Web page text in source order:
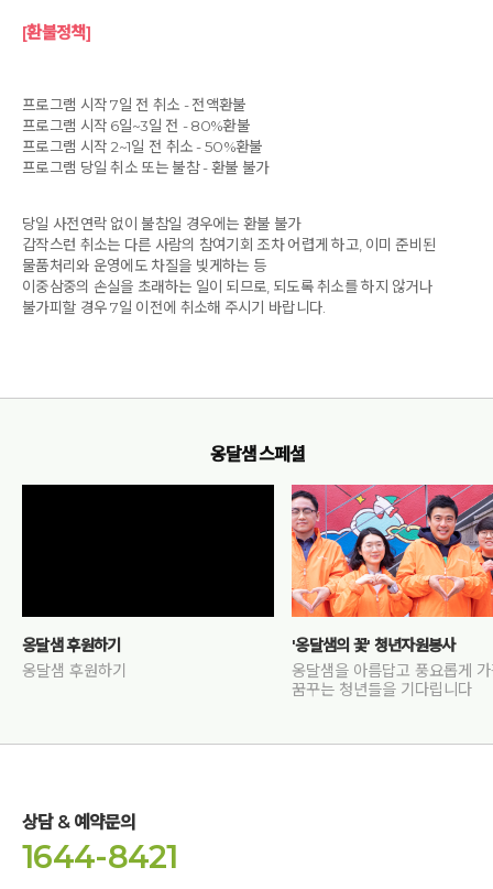
마자 에크 타르트를 구워서 시간이 걸렸고 계란 비린 맛도 없고
바삭하면서도 부드럽고 맛있었다. 청귤차는 또 얼마나 상큼하고
그러나 자연을 벗 삼아 따스한 햇살 이 드리워진 유리 창 넘어
자연을 보고 있으니 그냥 감탄 감탄
바로 이거야~~ 행복이 차올랐다.
2시 15분 전 도착했는데 명찰과 방 배정 그리고 간단한 안내와
함께 명상복을 갈아 입고 저녁 식사 전까지 그리고 식후에도 다시
또 다양한 명상을 경험하고 배우는 시간을 가졌다.
신기했다. 그리고 놀라웠다.
그리고 감사했다.
1박2일 간에 동적인 명상을 통해 늘 냉했던 수족 냉증이
보일러을 쎄게 틀고 불가마, 사우나에 있다해서 손 발이
머리 부터 따뜻함이 조금씩 채워지더니 손과 발바닥 그리고
발끝까지 다음날 소리 명상을 하는데도 온 몸이 따뜻해 졌다.
그리고 전기와 같은 에너지의 흐름이 느껴졌고 에너지 안에 또한
손 발 워낙 차서 두 달을 보약을 먹고 아주 조금 미지근해 진것
만으로도 여기 한방 병원 잘하네 하며 신뢰하는 병원이 있었는데
이건 뭐 명상으로 몸이 따뜻해지다니 듣도 보고 못한 일을 내 몸이
그리고 기분이 너무 좋고 감사하고 행복하고 말로 다 형언할 수가
너무 감사하고
여러 모양으로 섬겨주시는 분들께도 감사하고
[환불정책]
프로그램 시작 7일 전 취소 - 전액환불
프로그램 시작 6일~3일 전 - 80%환불
프로그램 시작 2~1일 전 취소 - 50%환불
프로그램 당일 취소 또는 불참 - 환불 불가
당일 사전연락 없이 불참일 경우에는 환불 불가
갑작스런 취소는 다른 사람의 참여기회 조차 어렵게 하고, 이미 준비된
물품처리와 운영에도 차질을 빚게하는 등
이중삼중의 손실을 초래하는 일이 되므로, 되도록 취소를 하지 않거나
불가피할 경우 7일 이전에 취소해 주시기 바랍니다.
옹달샘 스페셜
옹달샘 후원하기
옹달샘 후원하기
'옹달샘의 꽃' 청년자원봉사
옹달샘을 아름답고 풍요롭게
꿈꾸는 청년들을 기다립니다
상담 & 예약문의
1644-8421